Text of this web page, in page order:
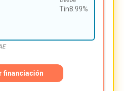
Tin8.99%
financiación